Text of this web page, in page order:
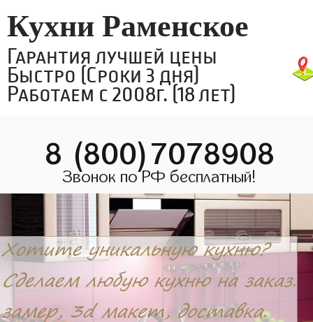
Кухни Раменское
Гарантия лучшей цены
Быстро (Сроки 3 дня)
Работаем с 2008г. (18 лет)
8 (800)7078908
Звонок по РФ бесплатный!